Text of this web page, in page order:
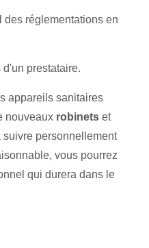
des réglementations en
prestataire.
appareils sanitaires
nouveaux robinets et
suivre personnellement
vous pourrez
qui durera dans le